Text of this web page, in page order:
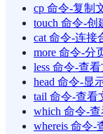
cp 命令-复制
touch 命令-
cat 命令-连接
more 命令-分
less 命令-查
head 命令-显
tail 命令-查看
which 命令-
whereis 命令-